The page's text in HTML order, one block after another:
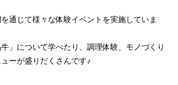
通じて様々な体験イベントを実施していま
」について学べたり、調理体験、モノづくり
ーが盛りだくさんです♪